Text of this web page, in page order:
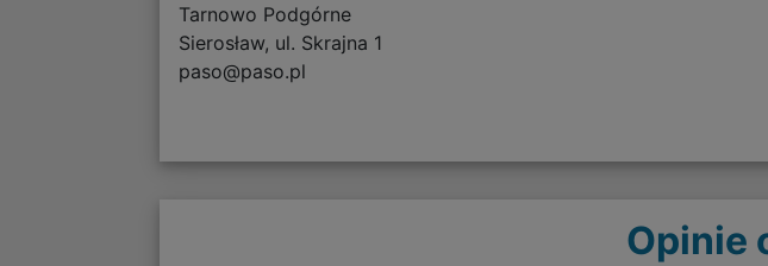
Tarnowo Podgórne
Sierosław, ul. Skrajna 1
paso@paso.pl
Opinie